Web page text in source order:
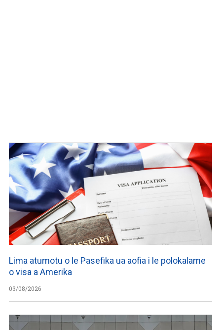
Lima atumotu o le Pasefika ua aofia i le polokalame
o visa a Amerika
03/08/2026